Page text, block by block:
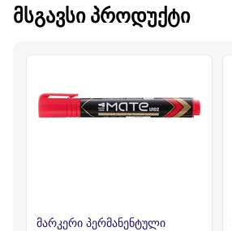
ᲛᲡᲒᲐᲕᲡᲘ ᲞᲠᲝᲓᲣᲥᲢᲘ
მარკერი პერმანენტული